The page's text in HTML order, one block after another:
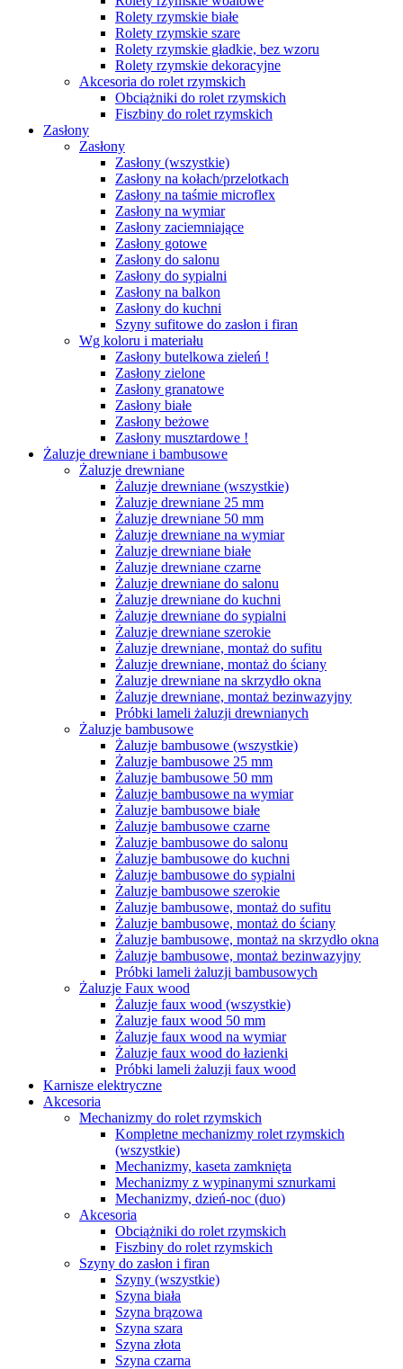
Rolety rzymskie białe
Rolety rzymskie szare
Rolety rzymskie gładkie, bez wzoru
Rolety rzymskie dekoracyjne
Akcesoria do rolet rzymskich
Obciążniki do rolet rzymskich
Fiszbiny do rolet rzymskich
Zasłony
Zasłony
Zasłony (wszystkie)
Zasłony na kołach/przelotkach
Zasłony na taśmie microflex
Zasłony na wymiar
Zasłony zaciemniające
Zasłony gotowe
Zasłony do salonu
Zasłony do sypialni
Zasłony na balkon
Zasłony do kuchni
Szyny sufitowe do zasłon i firan
Wg koloru i materiału
Zasłony butelkowa zieleń !
Zasłony zielone
Zasłony granatowe
Zasłony białe
Zasłony beżowe
Zasłony musztardowe !
Żaluzje drewniane i bambusowe
Żaluzje drewniane
Żaluzje drewniane (wszystkie)
Żaluzje drewniane 25 mm
Żaluzje drewniane 50 mm
Żaluzje drewniane na wymiar
Żaluzje drewniane białe
Żaluzje drewniane czarne
Żaluzje drewniane do salonu
Żaluzje drewniane do kuchni
Żaluzje drewniane do sypialni
Żaluzje drewniane szerokie
Żaluzje drewniane, montaż do sufitu
Żaluzje drewniane, montaż do ściany
Żaluzje drewniane na skrzydło okna
Żaluzje drewniane, montaż bezinwazyjny
Próbki lameli żaluzji drewnianych
Żaluzje bambusowe
Żaluzje bambusowe (wszystkie)
Żaluzje bambusowe 25 mm
Żaluzje bambusowe 50 mm
Żaluzje bambusowe na wymiar
Żaluzje bambusowe białe
Żaluzje bambusowe czarne
Żaluzje bambusowe do salonu
Żaluzje bambusowe do kuchni
Żaluzje bambusowe do sypialni
Żaluzje bambusowe szerokie
Żaluzje bambusowe, montaż do sufitu
Żaluzje bambusowe, montaż do ściany
Żaluzje bambusowe, montaż na skrzydło okna
Żaluzje bambusowe, montaż bezinwazyjny
Próbki lameli żaluzji bambusowych
Żaluzje Faux wood
Żaluzje faux wood (wszystkie)
Żaluzje faux wood 50 mm
Żaluzje faux wood na wymiar
Żaluzje faux wood do łazienki
Próbki lameli żaluzji faux wood
Karnisze elektryczne
Akcesoria
Mechanizmy do rolet rzymskich
Kompletne mechanizmy rolet rzymskich
(wszystkie)
Mechanizmy, kaseta zamknięta
Mechanizmy z wypinanymi sznurkami
Mechanizmy, dzień-noc (duo)
Akcesoria
Obciążniki do rolet rzymskich
Fiszbiny do rolet rzymskich
Szyny do zasłon i firan
Szyny (wszystkie)
Szyna biała
Szyna brązowa
Szyna szara
Szyna złota
Szyna czarna